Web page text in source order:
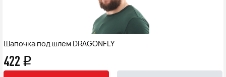
Шапочка под шлем DRAGONFLY
422 q